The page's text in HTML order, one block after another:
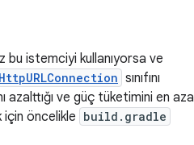
bu istemciyi kullanıyorsa ve
HttpURLConnection sınıfını
azalttığı ve güç tüketimini en aza
öncelikle build.gradle